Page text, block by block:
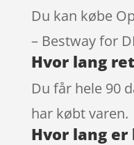
Du kan købe
– Bestway for
Hvor lang
Du får hele 90
har købt varen.
Hvor lang